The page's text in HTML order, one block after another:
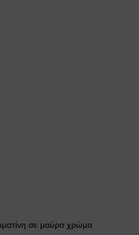
σε μαύρο χρώμα